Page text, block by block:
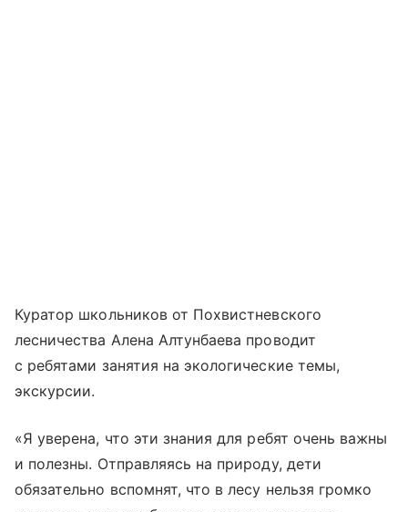
Куратор школьников от Похвистневского
лесничества Алена Алтунбаева проводит
с ребятами занятия на экологические темы,
экскурсии.
«Я уверена, что эти знания для ребят очень важны
и полезны. Отправляясь на природу, дети
обязательно вспомнят, что в лесу нельзя громко